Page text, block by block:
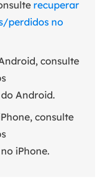
recuperar
perdidos no
consulte
Android.
consulte
iPhone.